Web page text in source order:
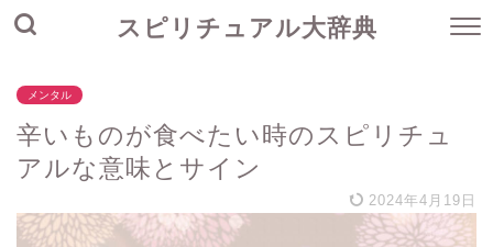
スピリチュアル大辞典
メンタル
辛いものが食べたい時のスピリチュ
アルな意味とサイン
2024年4月19日